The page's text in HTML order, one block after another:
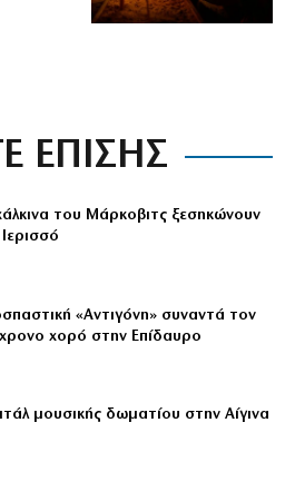
ΕΠΙΣΗΣ
του Μάρκοβιτς ξεσηκώνουν
«Αντιγόνη» συναντά τον
χορό στην Επίδαυρο
μουσικής δωματίου στην Αίγινα